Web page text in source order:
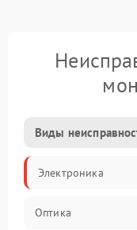
Виды
Электроника
Оптика